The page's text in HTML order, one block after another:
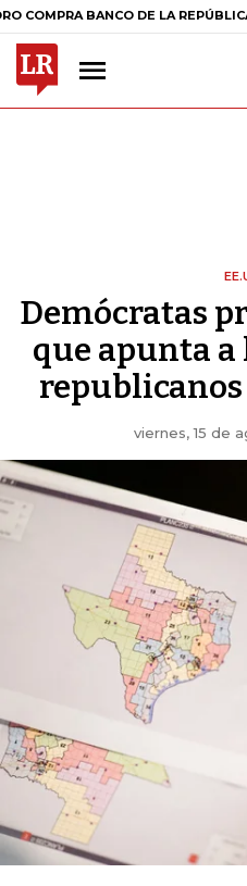
BANCO DE LA REPÚBLICA $
Demócratas
que apunta
viernes, 15 de